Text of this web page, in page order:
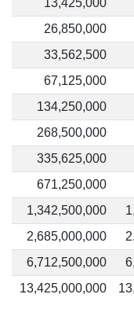
26,850,000
33,562,500
67,125,000
134,250,000
268,500,000
335,625,000
671,250,000
1,342,500,000
2,685,000,000
6,712,500,000
13,425,000,000